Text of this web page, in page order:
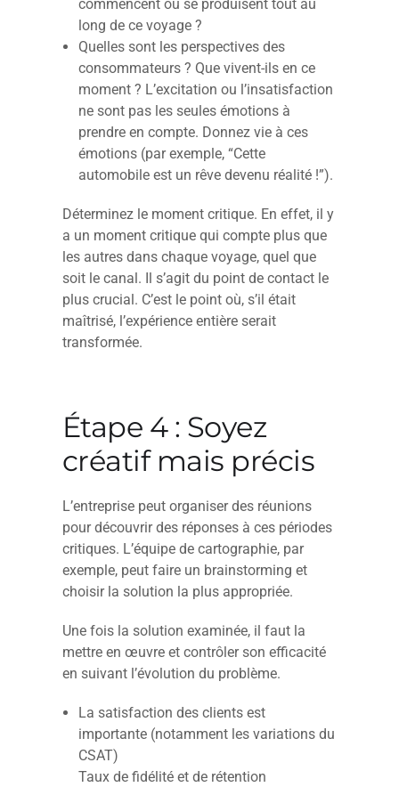
commencent ou se produisent tout au
long de ce voyage ?
Quelles sont les perspectives des
consommateurs ? Que vivent-ils en ce
moment ? L’excitation ou l’insatisfaction
ne sont pas les seules émotions à
prendre en compte. Donnez vie à ces
émotions (par exemple, “Cette
automobile est un rêve devenu réalité !”).
Déterminez le moment critique. En effet, il y
a un moment critique qui compte plus que
les autres dans chaque voyage, quel que
soit le canal. Il s’agit du point de contact le
plus crucial. C’est le point où, s’il était
maîtrisé, l’expérience entière serait
transformée.
Étape 4 : Soyez
créatif mais précis
L’entreprise peut organiser des réunions
pour découvrir des réponses à ces périodes
critiques. L’équipe de cartographie, par
exemple, peut faire un brainstorming et
choisir la solution la plus appropriée.
Une fois la solution examinée, il faut la
mettre en œuvre et contrôler son efficacité
en suivant l’évolution du problème.
La satisfaction des clients est
importante (notamment les variations du
CSAT)
Taux de fidélité et de rétention